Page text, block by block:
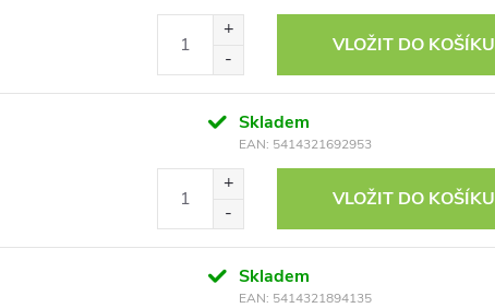
VLOŽIT DO KOŠÍKU
Skladem
EAN: 5414321692953
VLOŽIT DO KOŠÍKU
Skladem
EAN: 5414321894135